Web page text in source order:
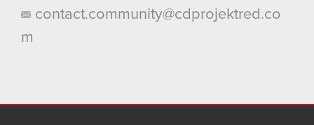
contact.community@cdprojektred.co
m